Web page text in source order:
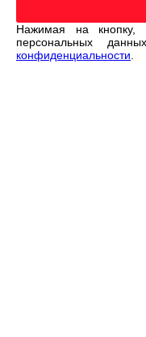
Нажимая на кнопку,
персональных
конфиденциальности